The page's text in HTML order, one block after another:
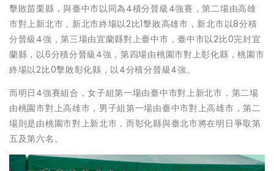
擊敗苗栗縣，與臺中市以同為4積分晉級4強賽，第二場由高雄
市對上新北市，新北市終場以2比1擊敗高雄市，新北市以8分積
分晉級4強，第三場由宜蘭縣對上臺中市，臺中市以2比0完封宜
蘭縣，以6分積分晉級4強，第四場由桃園市對上彰化縣，桃園市
終場以2比0擊敗彰化縣，以4分積分晉級4強。
而明日4強賽組合，女子組第一場由臺中市對上新北市，第二場
由桃園市對上高雄市，男子組第一場由臺中市對上高雄市，第二
場則是由桃園市對上新北市，而彰化縣與臺北市將在明日爭取第
五及第六名。